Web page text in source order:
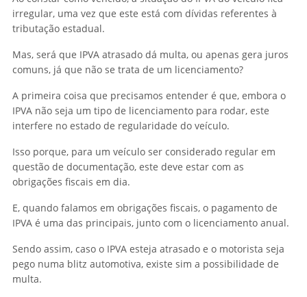
irregular, uma vez que este está com dívidas referentes à
tributação estadual.
Mas, será que IPVA atrasado dá multa, ou apenas gera juros
comuns, já que não se trata de um licenciamento?
A primeira coisa que precisamos entender é que, embora o
IPVA não seja um tipo de licenciamento para rodar, este
interfere no estado de regularidade do veículo.
Isso porque, para um veículo ser considerado regular em
questão de documentação, este deve estar com as
obrigações fiscais em dia.
E, quando falamos em obrigações fiscais, o pagamento de
IPVA é uma das principais, junto com o licenciamento anual.
Sendo assim, caso o IPVA esteja atrasado e o motorista seja
pego numa blitz automotiva, existe sim a possibilidade de
multa.